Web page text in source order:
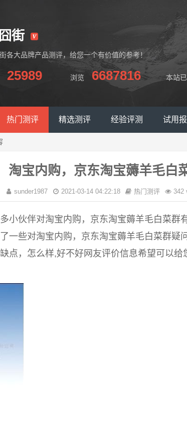
街
各大品牌产品测评，给您一个有价值的参考！
25989 浏览 6687816 本站
热门测评 精选测评 经验评测 试用
淘宝内购，京东淘宝薅羊毛白
sunder1987 2021-03-14 04:22:18 热门测评 342
小伙伴对淘宝内购，京东淘宝薅羊毛白菜群
一些对淘宝内购，京东淘宝薅羊毛白菜群疑
点，怎么样,好不好网友评价信息希望可以给